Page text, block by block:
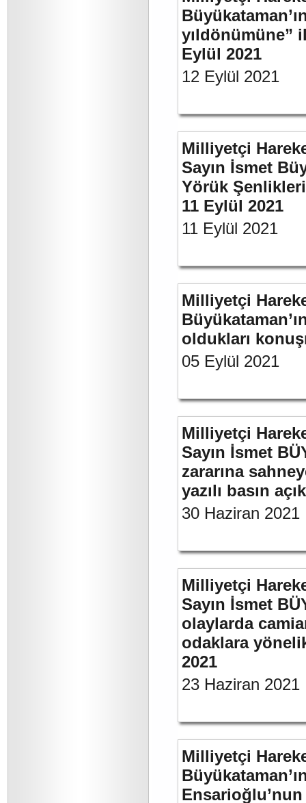
yıldönümüne”
Eylül 2021
12 Eylül 2021
Milliyetçi
Sayın İsmet
Yörük
11 Eylül 2021
11 Eylül 2021
Milliyetçi
oldukları
05 Eylül 2021
Milliyetçi
Sayın İsmet
zararına
yazılı basın
30 Haziran 2021
Milliyetçi
Sayın İsmet
olaylarda
odaklara
2021
23 Haziran 2021
Milliyetçi
Ensarioğlu’nun